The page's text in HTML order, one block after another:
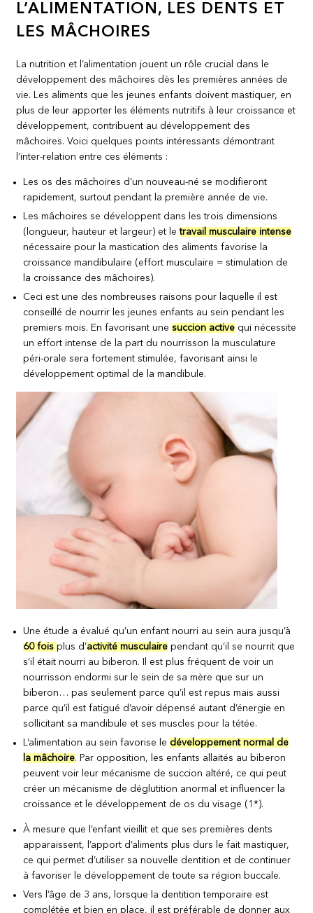
L’ALIMENTATION, LES DENTS ET
LES MÂCHOIRES
La nutrition et l’alimentation jouent un rôle crucial dans le
développement des mâchoires dès les premières années de
vie. Les aliments que les jeunes enfants doivent mastiquer, en
plus de leur apporter les éléments nutritifs à leur croissance et
développement, contribuent au développement des
mâchoires. Voici quelques points intéressants démontrant
l’inter-relation entre ces éléments :
Les os des mâchoires d’un nouveau-né se modifieront
rapidement, surtout pendant la première année de vie.
Les mâchoires se développent dans les trois dimensions
(longueur, hauteur et largeur) et letravail musculaire intense
nécessaire pour la mastication des aliments favorise la
croissance mandibulaire (effort musculaire = stimulation de
la croissance des mâchoires).
Ceci est une des nombreuses raisons pour laquelle il est
conseillé de nourrir les jeunes enfants au sein pendant les
premiers mois. En favorisant unesuccion active qui nécessite
un effort intense de la part du nourrisson la musculature
péri-orale sera fortement stimulée, favorisant ainsi le
développement optimal de la mandibule.
Une étude a évalué qu’un enfant nourri au sein aura jusqu’à
60 foisplus d’activité musculaire pendant qu’il se nourrit que
s’il était nourri au biberon. Il est plus fréquent de voir un
nourrisson endormi sur le sein de sa mère que sur un
biberon… pas seulement parce qu’il est repus mais aussi
parce qu’il est fatigué d’avoir dépensé autant d’énergie en
sollicitant sa mandibule et ses muscles pour la tétée.
L’alimentation au sein favorise le développement normal de
la mâchoire. Par opposition, les enfants allaités au biberon
peuvent voir leur mécanisme de succion altéré, ce qui peut
créer un mécanisme de déglutition anormal et influencer la
croissance et le développement de os du visage (1*).
À mesure que l’enfant vieillit et que ses premières dents
apparaissent, l’apport d’aliments plus durs le fait mastiquer,
ce qui permet d’utiliser sa nouvelle dentition et de continuer
à favoriser le développement de toute sa région buccale.
Vers l’âge de 3 ans, lorsque la dentition temporaire est
complétée et bien en place, il est préférable de donner aux